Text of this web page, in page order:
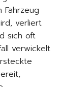
verliert
sich oft
verwickelt